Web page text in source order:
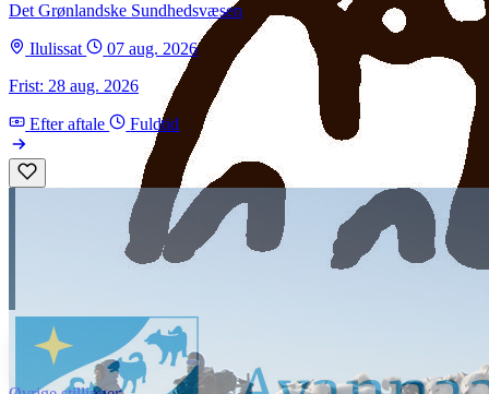
Det Grønlandske Sundhedsvæsen
Ilulissat
07 aug. 2026
Frist: 28 aug. 2026
Efter aftale Fuldtid